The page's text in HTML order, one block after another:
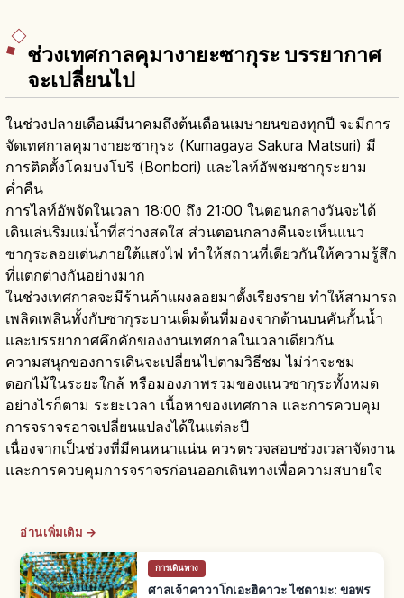
ช่วงเทศกาลคุมางายะซากุระ บรรยากาศ
จะเปลี่ยนไป
ในช่วงปลายเดือนมีนาคมถึงต้นเดือนเมษายนของทุกปี จะมีการ
จัดเทศกาลคุมางายะซากุระ (Kumagaya Sakura Matsuri) มี
การติดตั้งโคมบงโบริ (Bonbori) และไลท์อัพชมซากุระยาม
ค่ำคืน
การไลท์อัพจัดในเวลา 18:00 ถึง 21:00 ในตอนกลางวันจะได้
เดินเล่นริมแม่น้ำที่สว่างสดใส ส่วนตอนกลางคืนจะเห็นแนว
ซากุระลอยเด่นภายใต้แสงไฟ ทำให้สถานที่เดียวกันให้ความรู้สึก
ที่แตกต่างกันอย่างมาก
ในช่วงเทศกาลจะมีร้านค้าแผงลอยมาตั้งเรียงราย ทำให้สามารถ
เพลิดเพลินทั้งกับซากุระบานเต็มต้นที่มองจากด้านบนคันกั้นน้ำ
และบรรยากาศคึกคักของงานเทศกาลในเวลาเดียวกัน
ความสนุกของการเดินจะเปลี่ยนไปตามวิธีชม ไม่ว่าจะชม
ดอกไม้ในระยะใกล้ หรือมองภาพรวมของแนวซากุระทั้งหมด
อย่างไรก็ตาม ระยะเวลา เนื้อหาของเทศกาล และการควบคุม
การจราจรอาจเปลี่ยนแปลงได้ในแต่ละปี
เนื่องจากเป็นช่วงที่มีคนหนาแน่น ควรตรวจสอบช่วงเวลาจัดงาน
และการควบคุมการจราจรก่อนออกเดินทางเพื่อความสบายใจ
อ่านเพิ่มเติม →
การเดินทาง
ศาลเจ้าคาวาโกเอะฮิคาวะ ไซตามะ: ขอพร